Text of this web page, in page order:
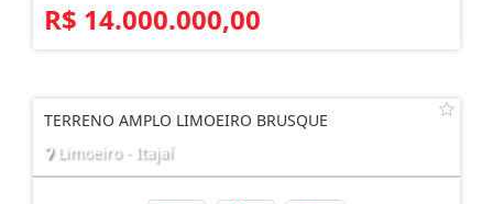
R$ 14.000.000,00
TERRENO AMPLO LIMOEIRO BRUSQUE
Limoeiro - Itajaí